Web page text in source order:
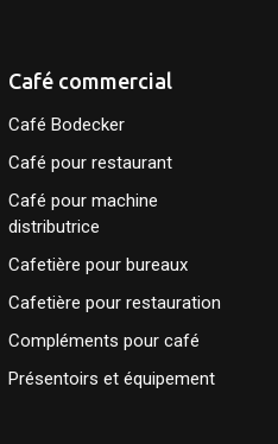
Café commercial
Café Bodecker
Café pour restaurant
Café pour machine
distributrice
Cafetière pour bureaux
Cafetière pour restauration
Compléments pour café
Présentoirs et équipement